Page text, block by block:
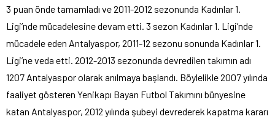
3 puan önde tamamladı ve 2011-2012 sezonunda Kadınlar 1.
Ligi’nde mücadelesine devam etti. 3 sezon Kadınlar 1. Ligi’nde
mücadele eden Antalyaspor, 2011-12 sezonu sonunda Kadınlar 1.
Ligi’ne veda etti. 2012-2013 sezonunda devredilen takımın adı
1207 Antalyaspor olarak anılmaya başlandı. Böylelikle 2007 yılında
faaliyet gösteren Yenikapı Bayan Futbol Takımını bünyesine
katan Antalyaspor, 2012 yılında şubeyi devrederek kapatma kararı